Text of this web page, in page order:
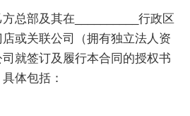
部及其在__________行政区
或关联公司（拥有独立法人资
就签订及履行本合同的授权书
体包括：